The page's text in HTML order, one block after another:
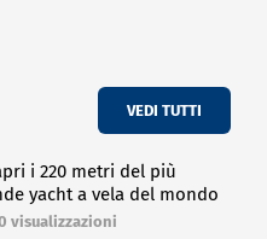
VEDI TUTTI
i 220 metri del più
yacht a vela del mondo
visualizzazioni